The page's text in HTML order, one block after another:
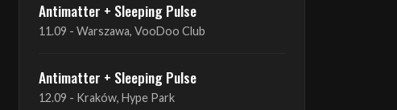
Antimatter + Sleeping Pulse
12.09 - Kraków, Hype Park
Amelia Tokarska - Celtic Tales Quartet
19.09 - Brześć Kujawski, Wahadło